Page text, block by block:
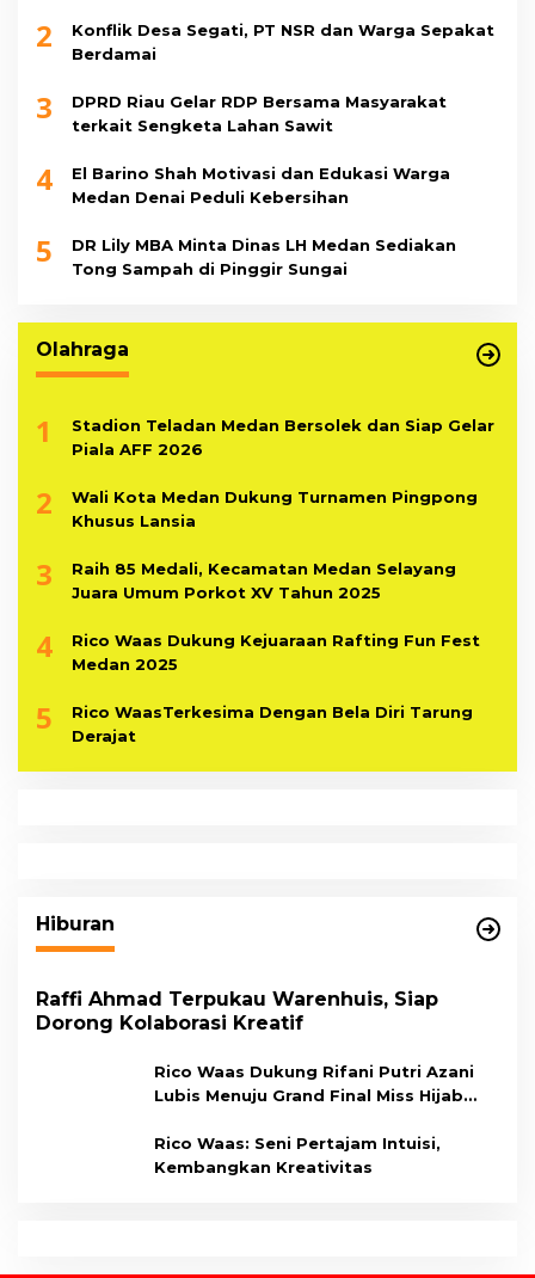
2
Konflik Desa Segati, PT NSR dan Warga Sepakat
Berdamai
3
DPRD Riau Gelar RDP Bersama Masyarakat
terkait Sengketa Lahan Sawit
4
El Barino Shah Motivasi dan Edukasi Warga
Medan Denai Peduli Kebersihan
5
DR Lily MBA Minta Dinas LH Medan Sediakan
Tong Sampah di Pinggir Sungai
Olahraga
1
Stadion Teladan Medan Bersolek dan Siap Gelar
Piala AFF 2026
2
Wali Kota Medan Dukung Turnamen Pingpong
Khusus Lansia
3
Raih 85 Medali, Kecamatan Medan Selayang
Juara Umum Porkot XV Tahun 2025
4
Rico Waas Dukung Kejuaraan Rafting Fun Fest
Medan 2025
5
Rico WaasTerkesima Dengan Bela Diri Tarung
Derajat
Hiburan
Raffi Ahmad Terpukau Warenhuis, Siap
Dorong Kolaborasi Kreatif
Rico Waas Dukung Rifani Putri Azani
Lubis Menuju Grand Final Miss Hijab
Rico Waas: Seni Pertajam Intuisi,
Kembangkan Kreativitas